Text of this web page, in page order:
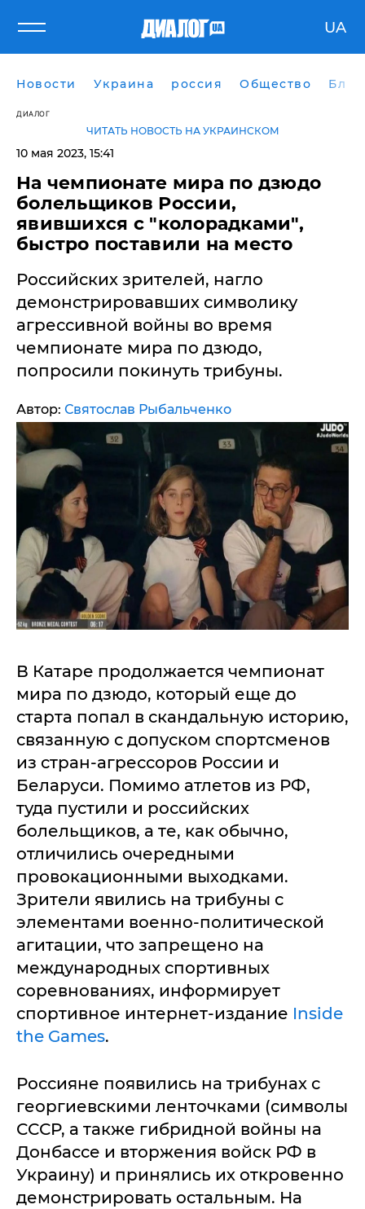
UA
Новости Украина россия Общество
ДИАЛОГ
ЧИТАТЬ НОВОСТЬ НА УКРАИНСКОМ
10 мая 2023, 15:41
На чемпионате мира по дзюдо
болельщиков России,
явившихся с "колорадками",
быстро поставили на место
Российских зрителей, нагло
демонстрировавших символику
агрессивной войны во время
чемпионате мира по дзюдо,
попросили покинуть трибуны.
Автор: Святослав Рыбальченко
В Катаре продолжается чемпионат
мира по дзюдо, который еще до
старта попал в скандальную историю,
связанную с допуском спортсменов
из стран-агрессоров России и
Беларуси. Помимо атлетов из РФ,
туда пустили и российских
болельщиков, а те, как обычно,
отличились очередными
провокационными выходками.
Зрители явились на трибуны с
элементами военно-политической
агитации, что запрещено на
международных спортивных
соревнованиях, информирует
спортивное интернет-издание Inside
the Games.
Россияне появились на трибунах с
георгиевскими ленточками (символы
СССР, а также гибридной войны на
Донбассе и вторжения войск РФ в
Украину) и принялись их откровенно
демонстрировать остальным. На